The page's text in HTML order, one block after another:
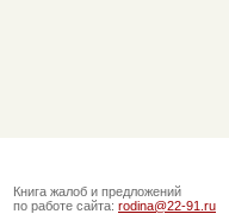
Книга жалоб и предложений
по работе сайта: rodina@22-91.ru